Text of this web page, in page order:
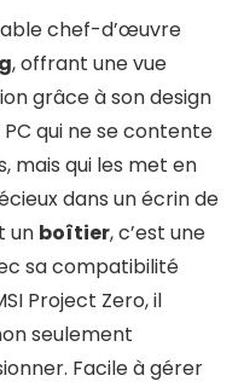
chef-d’œuvre
, offrant une vue
grâce à son design
qui ne se contente
mais qui les met en
dans un écrin de
un boîtier, c’est une
sa compatibilité
Project Zero, il
seulement
Facile à gérer